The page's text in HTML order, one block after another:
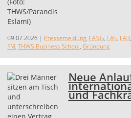
09.07.2026 | Pressemeldung, FANG, FAS, FAB,
FM, THWS Business School, Gründung
Neue
und